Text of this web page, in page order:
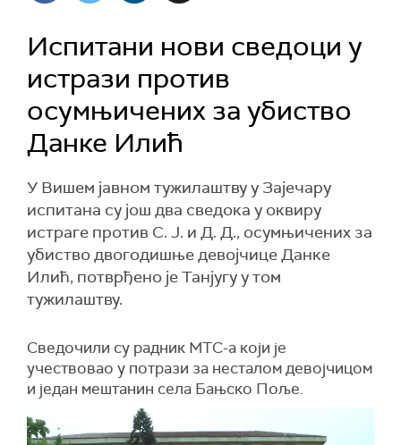
Испитани нови сведоци у
истрази против
осумњичених за убиство
Данке Илић
У Вишем јавном тужилаштву у Зајечару
испитана су још два сведока у оквиру
истраге против С. Ј. и Д. Д., осумњичених за
убиство двогодишње девојчице Данке
Илић, потврђено је Танјугу у том
тужилаштву.
Сведочили су радник МТС-а који је
учествовао у потрази за несталом девојчицом
и један мештанин села Бањско Поље.